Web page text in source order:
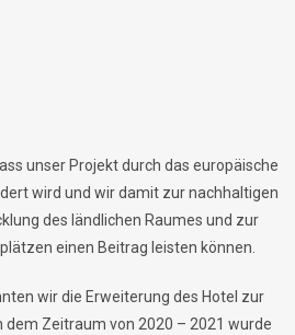
unser Projekt durch das europäische
wird und wir damit zur nachhaltigen
des ländlichen Raumes und zur
einen Beitrag leisten können.
wir die Erweiterung des Hotel zur
dem Zeitraum von 2020 – 2021 wurde